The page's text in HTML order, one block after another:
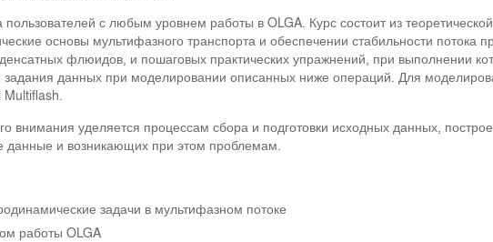
с любым уровнем работы в OLGA. Курс состоит из
основы мультифазного транспорта и обеспечении стабильности потока
флюидов, и пошаговых практических упражнений, при выполнении
данных при моделировании описанных ниже операций. Для
внимания уделяется процессам сбора и подготовки исходных данных,
данные и возникающих при этом проблемам.
задачи в мультифазном потоке
работы OLGA